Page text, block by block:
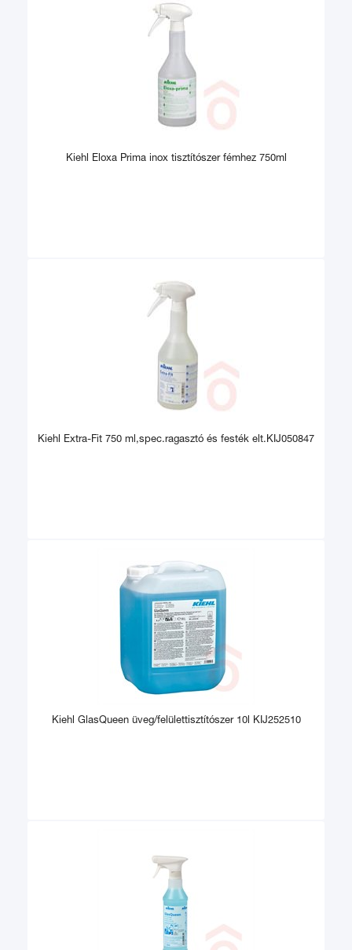
Kiehl Eloxa Prima inox tisztítószer fémhez 750ml
Kiehl Extra-Fit 750 ml,spec.ragasztó és festék elt.KIJ050847
Kiehl GlasQueen üveg/felülettisztítószer 10l KIJ252510